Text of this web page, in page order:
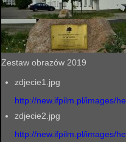
Zestaw obrazów 2019
zdjecie1.jpg
http://new.ifpilm.pl/images/
zdjecie2.jpg
http://new.ifpilm.pl/images/